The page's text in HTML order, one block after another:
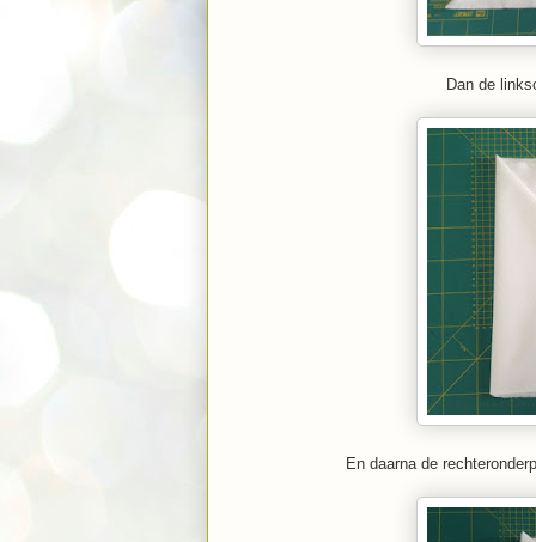
Dan de
En daarna de